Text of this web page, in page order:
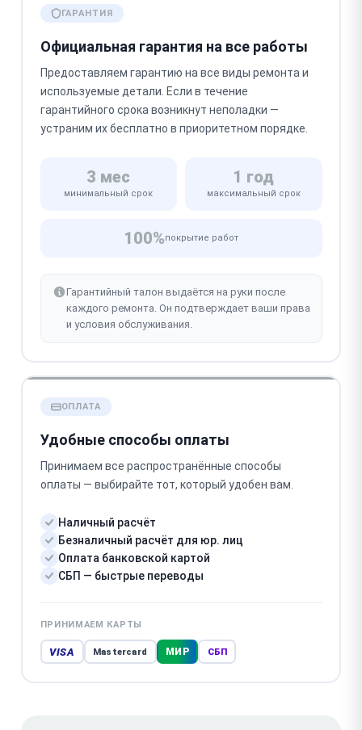
ГАРАНТИЯ
Официальная гарантия на все работы
Предоставляем гарантию на все виды ремонта и
используемые детали. Если в течение
гарантийного срока возникнут неполадки —
устраним их бесплатно в приоритетном порядке.
3 мес
минимальный срок
1 год
максимальный срок
100%покрытие работ
Гарантийный талон выдаётся на руки после
каждого ремонта. Он подтверждает ваши права
и условия обслуживания.
ОПЛАТА
Удобные способы оплаты
Принимаем все распространённые способы
оплаты — выбирайте тот, который удобен вам.
Наличный расчёт
Безналичный расчёт для юр. лиц
Оплата банковской картой
СБП — быстрые переводы
ПРИНИМАЕМ КАРТЫ
VISA Mastercard МИР СБП